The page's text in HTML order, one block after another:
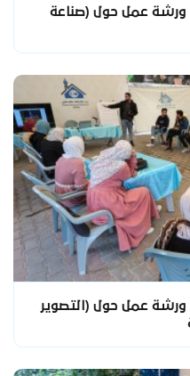
ورشة عمل حول (صناعة
ورشة عمل حول (التصوير